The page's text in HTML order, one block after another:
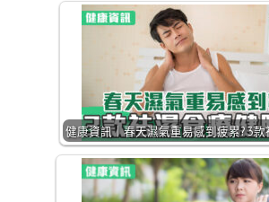
健康資訊｜春天濕氣重易感到疲累? 3